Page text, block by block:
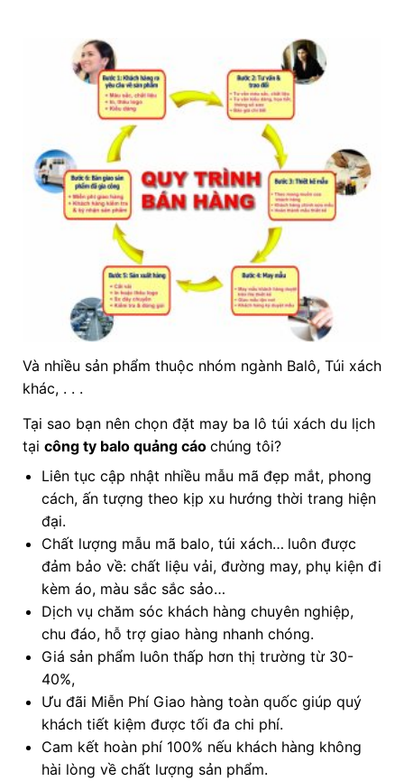
Và nhiều sản phẩm thuộc nhóm ngành Balô, Túi xách
khác, . . .
Tại sao bạn nên chọn đặt may ba lô túi xách du lịch
tại công ty balo quảng cáo chúng tôi?
Liên tục cập nhật nhiều mẫu mã đẹp mắt, phong
cách, ấn tượng theo kịp xu hướng thời trang hiện
đại.
Chất lượng mẫu mã balo, túi xách… luôn được
đảm bảo về: chất liệu vải, đường may, phụ kiện đi
kèm áo, màu sắc sắc sảo…
Dịch vụ chăm sóc khách hàng chuyên nghiệp,
chu đáo, hỗ trợ giao hàng nhanh chóng.
Giá sản phẩm luôn thấp hơn thị trường từ 30-
40%,
Ưu đãi Miễn Phí Giao hàng toàn quốc giúp quý
khách tiết kiệm được tối đa chi phí.
Cam kết hoàn phí 100% nếu khách hàng không
hài lòng về chất lượng sản phẩm.